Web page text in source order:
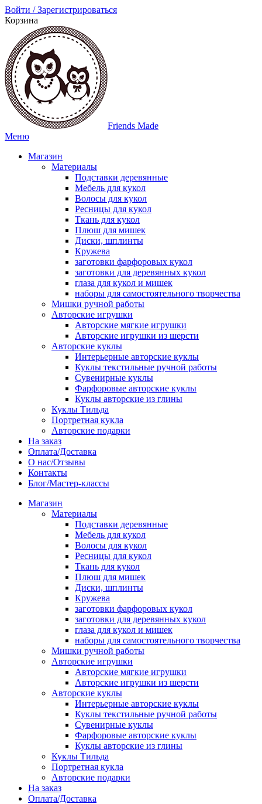
Войти / Зарегистрироваться
Корзина
Friends Made
Меню
Магазин
Материалы
Подставки деревянные
Мебель для кукол
Волосы для кукол
Ресницы для кукол
Ткань для кукол
Плюш для мишек
Диски, шплинты
Кружева
заготовки фарфоровых кукол
заготовки для деревянных кукол
глаза для кукол и мишек
наборы для самостоятельного творчества
Мишки ручной работы
Авторские игрушки
Авторские мягкие игрушки
Авторские игрушки из шерсти
Авторские куклы
Интерьерные авторские куклы
Куклы текстильные ручной работы
Сувенирные куклы
Фарфоровые авторские куклы
Куклы авторские из глины
Куклы Тильда
Портретная кукла
Авторские подарки
На заказ
Оплата/Доставка
О нас/Отзывы
Контакты
Блог/Мастер-классы
Магазин
Материалы
Подставки деревянные
Мебель для кукол
Волосы для кукол
Ресницы для кукол
Ткань для кукол
Плюш для мишек
Диски, шплинты
Кружева
заготовки фарфоровых кукол
заготовки для деревянных кукол
глаза для кукол и мишек
наборы для самостоятельного творчества
Мишки ручной работы
Авторские игрушки
Авторские мягкие игрушки
Авторские игрушки из шерсти
Авторские куклы
Интерьерные авторские куклы
Куклы текстильные ручной работы
Сувенирные куклы
Фарфоровые авторские куклы
Куклы авторские из глины
Куклы Тильда
Портретная кукла
Авторские подарки
На заказ
Оплата/Доставка